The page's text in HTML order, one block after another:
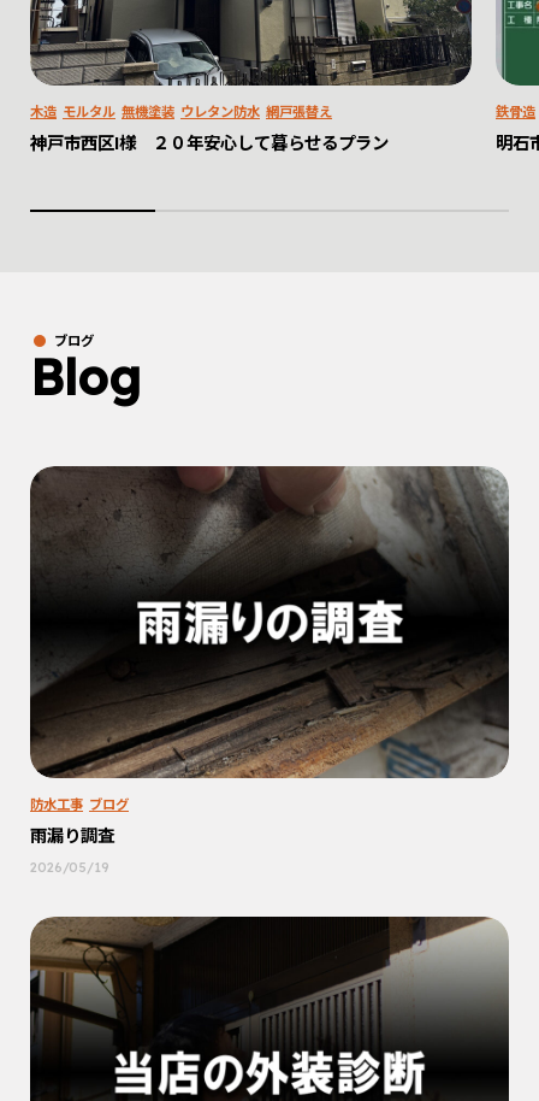
木造 モルタル 無機塗装 ウレタン防水 網戸張替え
神戸市西区I様 ２０年安心して暮らせるプラン
鉄骨造
明石
ブログ
Blog
防水工事 ブログ
雨漏り調査
2026/05/19